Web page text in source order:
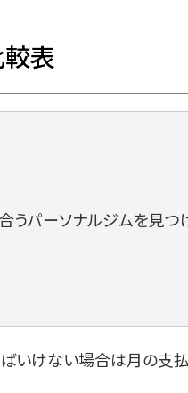
表
うパーソナルジムを見つ
いけない場合は月の支